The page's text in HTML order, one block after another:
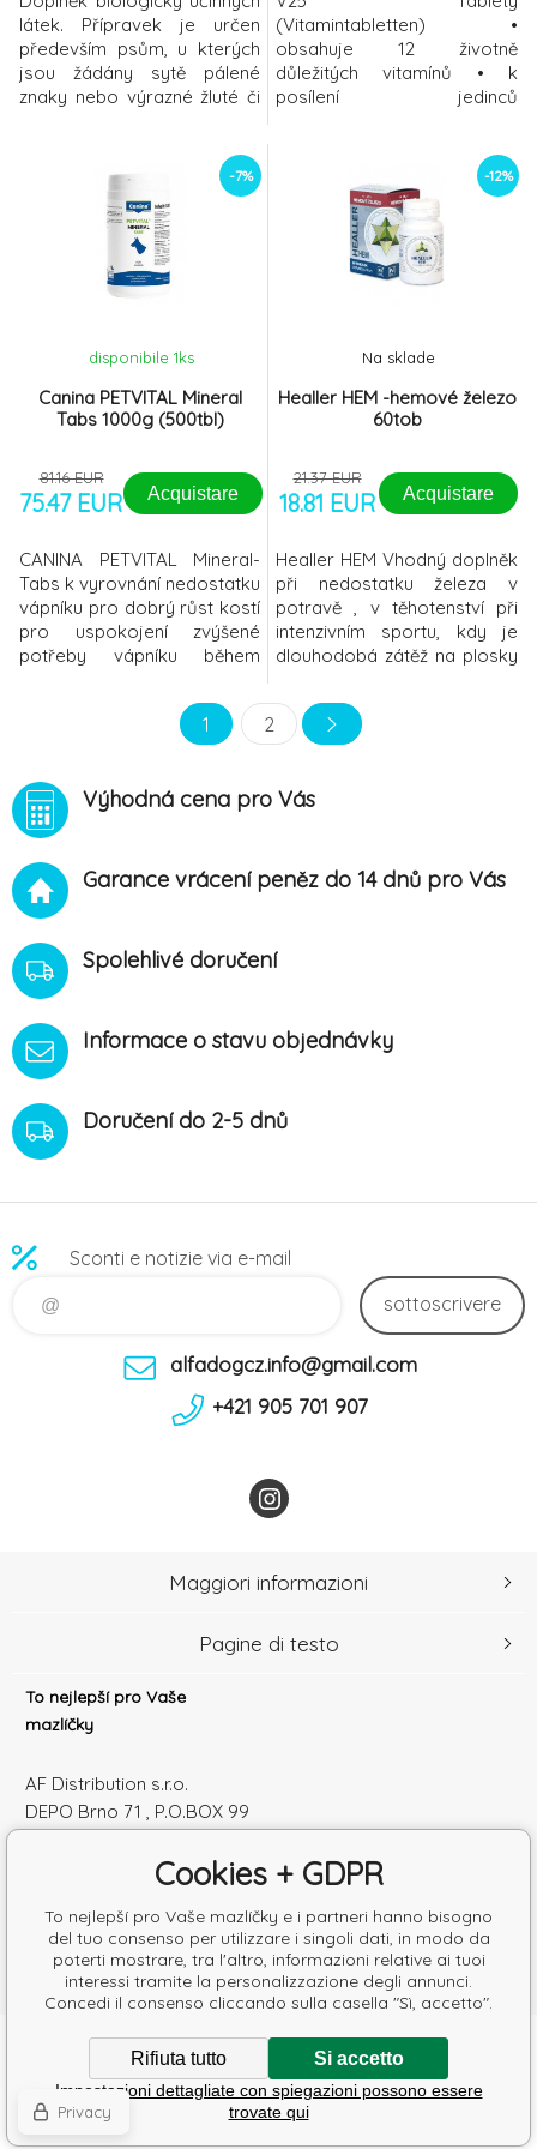
látek. Přípravek je určen
především psům, u kterých
jsou žádány sytě pálené
znaky nebo výrazné žluté či
barvy, kvality (délka,
struktura) srsti a
zdravotního stavu kůže a je
doporučen jako součást
léčby nemocí kůže a srsti
(ekzémy, záněty, vypadávání
(Vitamintabletten) •
obsahuje 12 životně
důležitých vitamínů • k
posílení jedinců
mimořádné pracovní či
závodní zátěži), fen březích a
po porodu, zejména pokud
odchovávají početný vrh •
velké, ochucené, psy velmi
ochotně přijímané
-7%
Canina PETVITAL Mineral
Tabs 1000g (500tbl)
disponibile 1ks
81.16 EUR
75.47 EUR Acquistare
CANINA PETVITAL Mineral-
Tabs k vyrovnání nedostatku
vápníku pro dobrý růst kostí
pro uspokojení zvýšené
potřeby vápníku během
tvorbu kostní tkáně Složení:
uhličitan vápenatý,
fosforečnan hořečnato-
vápenatý, fosforečnan
vápenato-sodný, pivovarské
moučka
-12%
Healler HEM -hemové železo
60tob
Na sklade
21.37 EUR
18.81 EUR Acquistare
Healler HEM Vhodný doplněk
při nedostatku železa v
potravě , v těhotenství při
intenzivním sportu, kdy je
dlouhodobá zátěž na plosky
rekonvalescenci po
zánětlivých onemocněních
Charakteristika: Thiamin
srdce a k normálnímu
1 2
Výhodná cena pro Vás
Garance vrácení peněz do 14 dnů pro Vás
Spolehlivé doručení
Informace o stavu objednávky
Doručení do 2-5 dnů
Sconti e notizie via e-mail
sottoscrivere
alfadogcz.info@gmail.com
+421 905 701 907
To nejlepší pro Vaše
mazlíčky
AF Distribution s.r.o.
DEPO Brno 71 , P.O.BOX 99
Česká republika
Partita IVA: SK2120864328
Maggiori informazioni
Pagine di testo
Copyright © 2026 AF Distribution s.r.o.
Tutti i diritti riservati.
Ecommerce solutions BINARGON.cz
Poradíme s výběrem krmiva
Cookies + GDPR
To nejlepší pro Vaše mazlíčky e i partneri hanno bisogno
del tuo consenso per utilizzare i singoli dati, in modo da
poterti mostrare, tra l'altro, informazioni relative ai tuoi
interessi tramite la personalizzazione degli annunci.
Concedi il consenso cliccando sulla casella "Sì, accetto".
Rifiuta tutto Si accetto
Impostazioni dettagliate con spiegazioni possono essere
trovate qui
Privacy